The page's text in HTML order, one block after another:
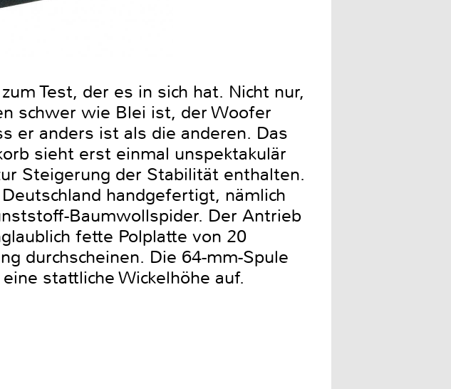
Test, der es in sich hat. Nicht nur,
schwer wie Blei ist, der Woofer
er anders ist als die anderen. Das
sieht erst einmal unspektakulär
Steigerung der Stabilität enthalten.
handgefertigt, nämlich
Baumwollspider. Der Antrieb
fette Polplatte von 20
durchscheinen. Die 64-mm-Spule
stattliche Wickelhöhe auf.